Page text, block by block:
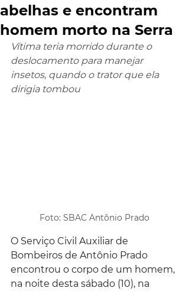
abelhas e encontram
homem morto na Serra
Vítima teria morrido durante o
deslocamento para manejar
insetos, quando o trator que ela
dirigia tombou
Foto: SBAC Antônio Prado
O Serviço Civil Auxiliar de
Bombeiros de Antônio Prado
encontrou o corpo de um homem,
na noite desta sábado (10), na